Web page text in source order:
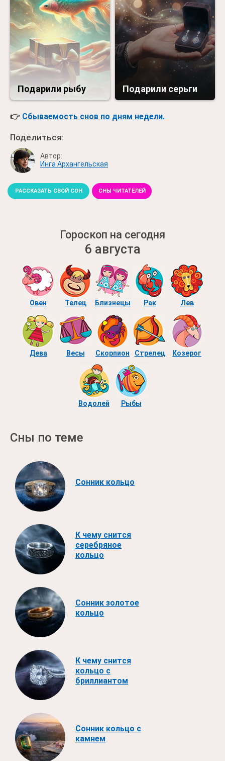
Подарили рыбу Подарили серьги
👉 Сбываемость снов по дням недели.
Поделиться:
Автор:
Инга Архангельская
РАССКАЗАТЬ СВОЙ СОН СНЫ ЧИТАТЕЛЕЙ
Гороскоп на сегодня
6 августа
Овен Телец Близнецы Рак Лев
Дева Весы Скорпион Стрелец Козерог
Водолей Рыбы
Сны по теме
Сонник кольцо
К чему снится
серебряное
кольцо
Сонник золотое
кольцо
К чему снится
кольцо с
бриллиантом
Сонник кольцо с
камнем